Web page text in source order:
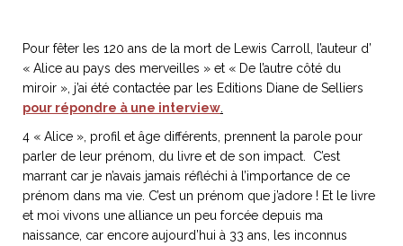
NOS ARTICLES ART ET DESIGN
Burano, la palette
de tous les
superlatifs
Pour fêter les 120 ans de la mort de Lewis Carroll, l’auteur d’
« Alice au pays des merveilles » et « De l’autre côté du
miroir », j’ai été contactée par les Editions Diane de Selliers
pour répondre à une interview
4 « Alice », profil et âge différents, prennent la parole pour
parler de leur prénom, du livre et de son impact. C’est
marrant car je n’avais jamais réfléchi à l’importance de ce
prénom dans ma vie. C’est un prénom que j’adore ! Et le livre
et moi vivons une alliance un peu forcée depuis ma
naissance, car encore aujourd’hui à 33 ans, les inconnus